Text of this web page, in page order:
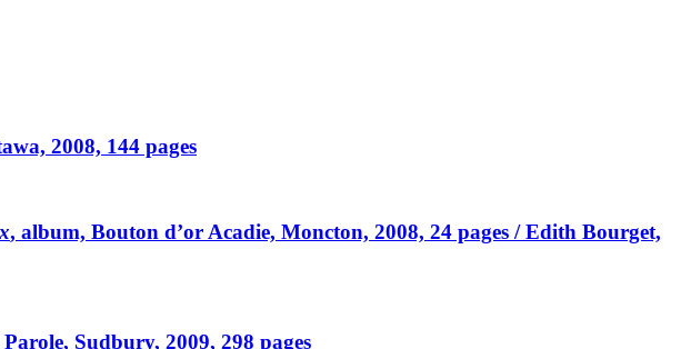
2008, 144 pages
, album, Bouton d’or Acadie, Moncton, 2008, 24 pages / Edith Bourget,
Parole, Sudbury, 2009, 298 pages